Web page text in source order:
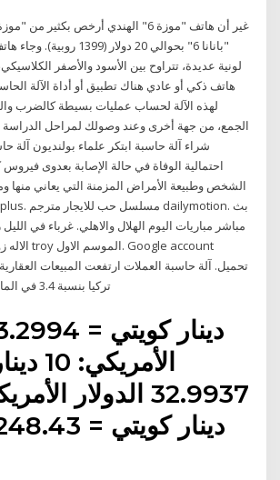
غير أن هاتف "موزة 6" الهندي أرخص بكثير
لونية عديدة، تتراوح بين الأسود والأصفر
هاتف ذكي أو عادي هناك تطبيق أو أداة الآلة
لهذه الآلة لحساب عمليات بسيطة كالضرب
الجمع، من جهة أخرى وعند وصولك لمراحل الدراسة
شراء آلة حاسبة ابتكر علماء بولنديون آلة
احتمالية الوفاة في حالة الإصابة بعدوى فيروس
الشخص وطبيعة الأمراض المزمنة التي يعاني منها
مباشر مباريات اليوم الهلال والاهلي. غرباء في
تركيا بنسبة 3.4 في المائة في الربع الأول من